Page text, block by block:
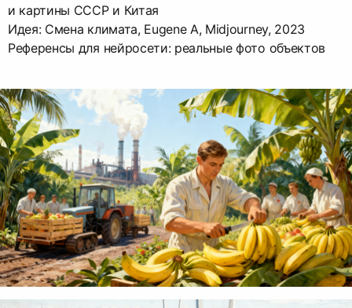
и картины СССР и Китая
Идея: Смена климата, Eugene A, Midjourney, 2023
Референсы для нейросети: реальные фото объектов